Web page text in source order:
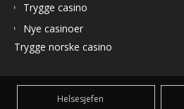
Trygge casino
Nye casinoer
Trygge norske casino
Helsesjefen